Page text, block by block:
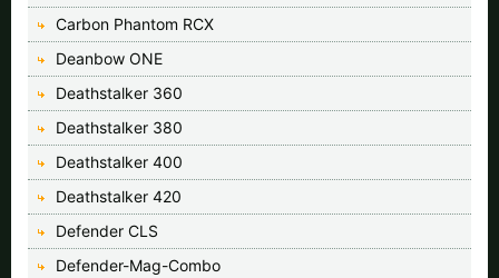
Carbon Phantom RCX
Deanbow ONE
Deathstalker 360
Deathstalker 380
Deathstalker 400
Deathstalker 420
Defender CLS
Defender-Mag-Combo